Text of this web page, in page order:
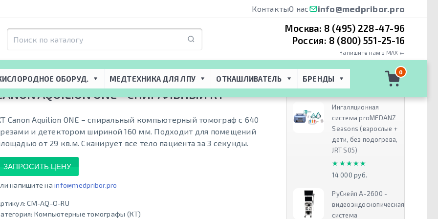
КонтактыО нас info@medpribor.pro
Москва: 8 (495) 228-47-96
Россия: 8 (800) 551-25-16
Напишите нам в MAX ←
ОБОРУД. МЕДТЕХНИКА ДЛЯ ЛПУ ОТКАШЛИВАТЕЛЬ БРЕНДЫ
0
AQUILION ONE - СПИРАЛЬНЫЙ КТ
Canon Aquilion ONE – спиральный компьютерный томограф с 640
и детектором шириной 160 мм. Подходит для помещений
от 29 кв.м. Сканирует все тело пациента за 3 секунды.
ЗАПРОСИТЬ ЦЕНУ
напишите наinfo@medpribor.pro
CM-AQ-O-RU
Компьютерные томографы (КТ)
Рекомендуем
Ингаляционная
система proMEDANZ
Seasons (взрослые +
дети, без подогрева,
JRT S05)
★★★★★
★★★★★
14 000 руб.
РуСкейп А-2600 -
видеоэндоскопическая
система